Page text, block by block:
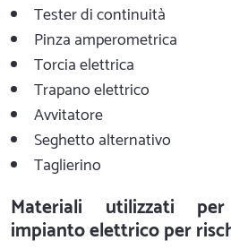
Tester di continuità
Pinza amperometrica
Torcia elettrica
Trapano elettrico
Avvitatore
Seghetto alternativo
Taglierino
Materiali utilizzati per
impianto elettrico per